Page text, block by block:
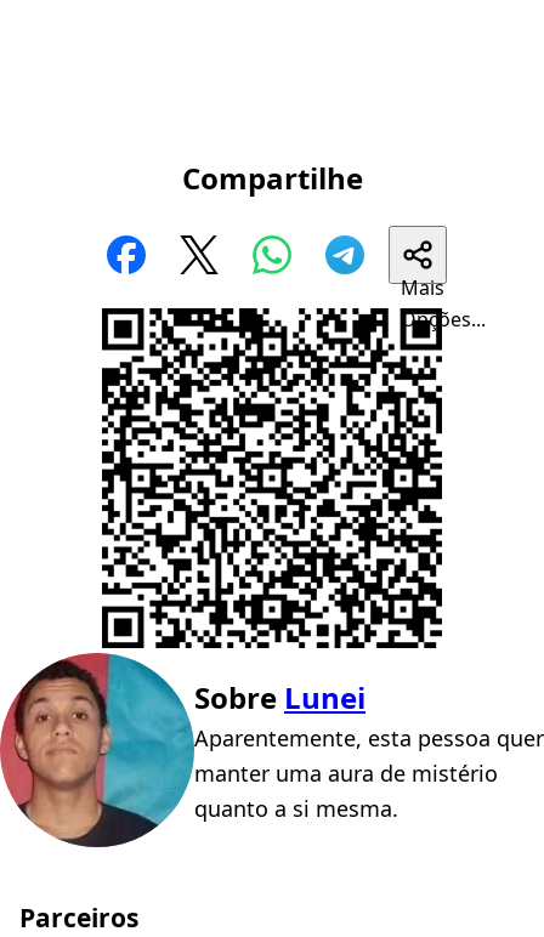
Compartilhe
Mais
Opções...
Sobre Lunei
Aparentemente, esta pessoa quer
manter uma aura de mistério
quanto a si mesma.
Parceiros